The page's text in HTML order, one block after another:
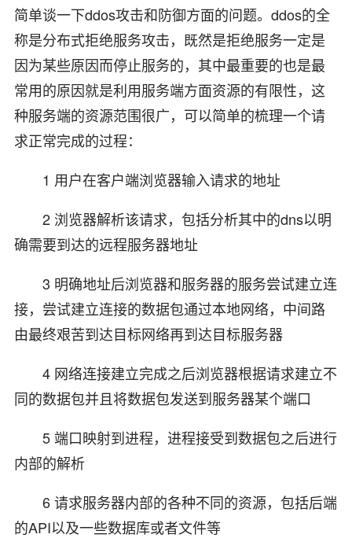
简单谈一下ddos攻击和防御方面的问题。ddos的全
称是分布式拒绝服务攻击，既然是拒绝服务一定是
因为某些原因而停止服务的，其中最重要的也是最
常用的原因就是利用服务端方面资源的有限性，这
种服务端的资源范围很广，可以简单的梳理一个请
求正常完成的过程：
1 用户在客户端浏览器输入请求的地址
2 浏览器解析该请求，包括分析其中的dns以明
确需要到达的远程服务器地址
3 明确地址后浏览器和服务器的服务尝试建立连
接，尝试建立连接的数据包通过本地网络，中间路
由最终艰苦到达目标网络再到达目标服务器
4 网络连接建立完成之后浏览器根据请求建立不
同的数据包并且将数据包发送到服务器某个端口
5 端口映射到进程，进程接受到数据包之后进行
内部的解析
6 请求服务器内部的各种不同的资源，包括后端
的API以及一些数据库或者文件等